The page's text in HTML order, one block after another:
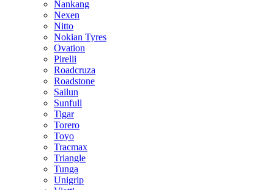
Nankang
Nexen
Nitto
Nokian Tyres
Ovation
Pirelli
Roadcruza
Roadstone
Sailun
Sunfull
Tigar
Torero
Toyo
Tracmax
Triangle
Tunga
Unigrip